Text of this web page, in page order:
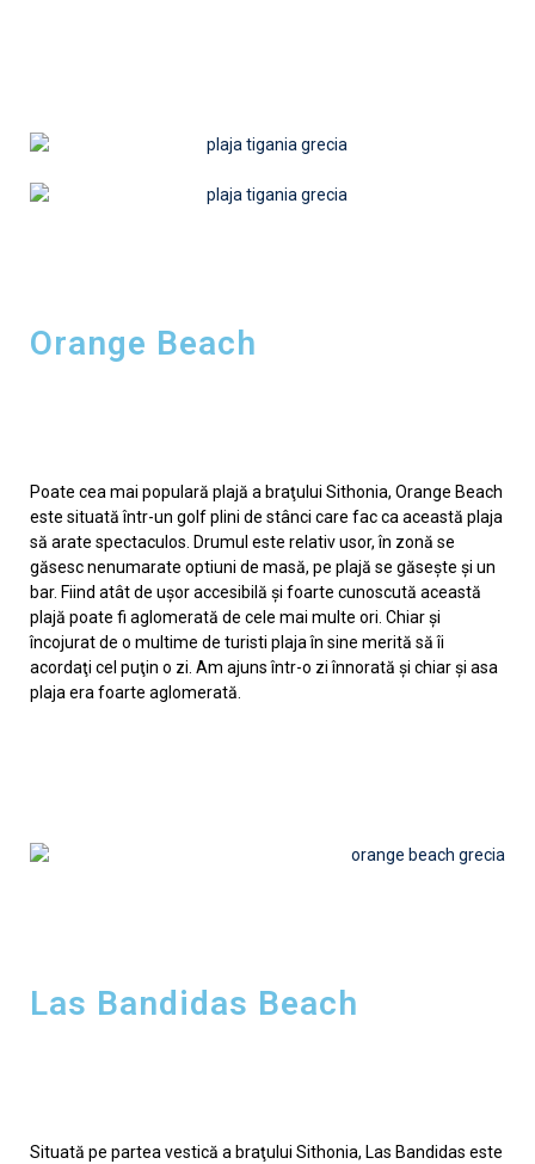
Orange Beach
Poate cea mai populară plajă a braţului Sithonia, Orange Beach
este situată într-un golf plini de stânci care fac ca această plaja
să arate spectaculos. Drumul este relativ usor, în zonă se
găsesc nenumarate optiuni de masă, pe plajă se găseşte şi un
bar. Fiind atât de uşor accesibilă şi foarte cunoscută această
plajă poate fi aglomerată de cele mai multe ori. Chiar şi
încojurat de o multime de turisti plaja în sine merită să îi
acordaţi cel puţin o zi. Am ajuns într-o zi înnorată şi chiar şi asa
plaja era foarte aglomerată.
Las Bandidas Beach
Situată pe partea vestică a braţului Sithonia, Las Bandidas este